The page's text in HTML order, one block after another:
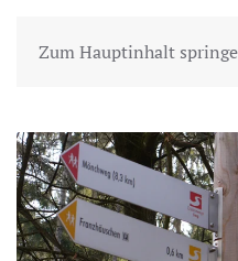
Zum Hauptinhalt